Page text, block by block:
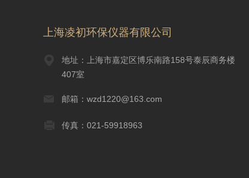
上海凌初环保仪器有限公司
地址：上海市嘉定区博乐南路158号泰辰商务楼
407室
邮箱：wzd1220@163.com
传真：021-59918963